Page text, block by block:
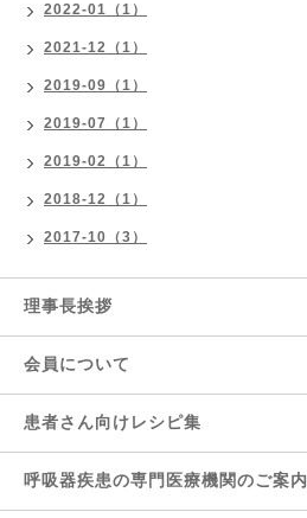
2022-01（1）
2021-12（1）
2019-09（1）
2019-07（1）
2019-02（1）
2018-12（1）
2017-10（3）
理事長挨拶
会員について
患者さん向けレシピ集
呼吸器疾患の専門医療機関のご案内